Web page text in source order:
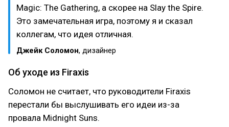
Magic: The Gathering, а скорее на Slay the Spire.
Это замечательная игра, поэтому я и сказал
коллегам, что идея отличная.
Джейк Соломон, дизайнер
Об уходе из Firaxis
Соломон не считает, что руководители Firaxis
перестали бы выслушивать его идеи из-за
провала Midnight Suns.